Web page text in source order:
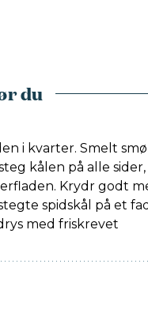
du
i kvarter. Smelt
kålen på alle sider,
Krydr godt
spidskål på et
med friskrevet